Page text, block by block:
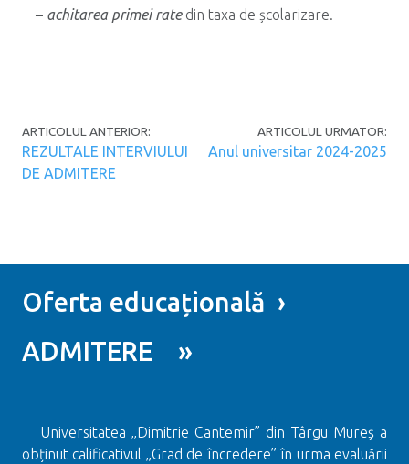
– achitarea primei ratedin taxa de școlarizare.
ARTICOLUL ANTERIOR:
REZULTALE INTERVIULUI
DE ADMITERE
ARTICOLUL URMATOR:
Anul universitar 2024-2025
Oferta educațională ›
ADMITERE »
Universitatea „Dimitrie Cantemir” din Târgu Mureș a
obținut calificativul „Grad de încredere” în urma evaluării